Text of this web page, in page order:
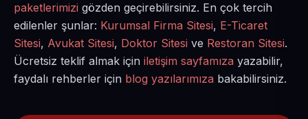
paketlerimizi gözden geçirebilirsiniz. En çok tercih
edilenler şunlar: Kurumsal Firma Sitesi, E-Ticaret
Sitesi, Avukat Sitesi, Doktor Sitesi ve Restoran Sitesi.
Ücretsiz teklif almak için iletişim sayfamıza yazabilir,
faydalı rehberler için blog yazılarımıza bakabilirsiniz.